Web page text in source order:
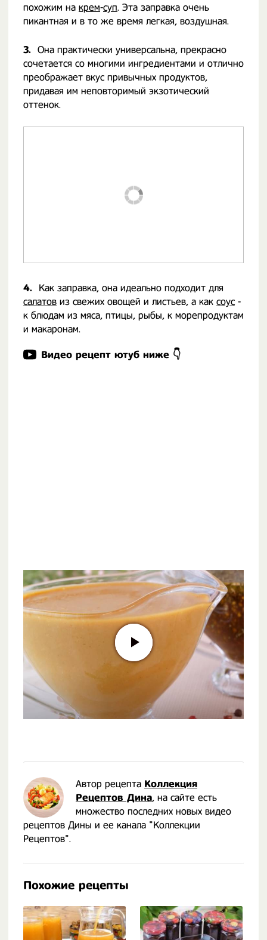
похожим на крем-суп. Эта заправка очень
пикантная и в то же время легкая, воздушная.
3. Она практически универсальна, прекрасно
сочетается со многими ингредиентами и отлично
преображает вкус привычных продуктов,
придавая им неповторимый экзотический
оттенок.
4.
Как заправка, она идеально подходит для
салатов из свежих овощей и листьев, а как соус -
к блюдам из мяса, птицы, рыбы, к морепродуктам
и макаронам.
Видео рецепт ютуб ниже 👇
Автор рецепта Коллекция
Рецептов Дина, на сайте есть
множество последних новых видео
рецептов Дины и ее канала "Коллекции
Рецептов".
Похожие рецепты